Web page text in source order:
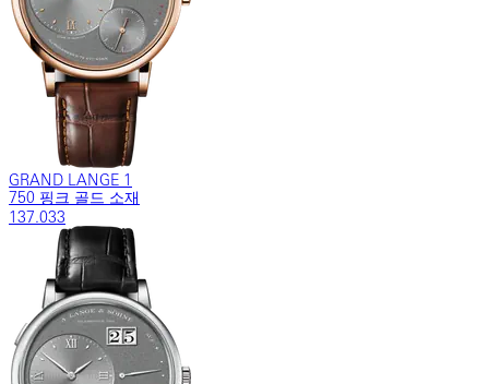
GRAND LANGE 1
750 핑크 골드 소재
137.033